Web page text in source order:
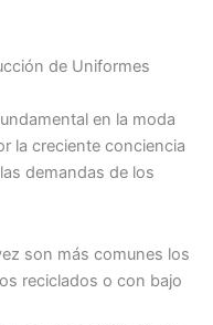
de Uniformes
en la moda
la creciente conciencia
demandas de los
son más comunes los
reciclados o con bajo